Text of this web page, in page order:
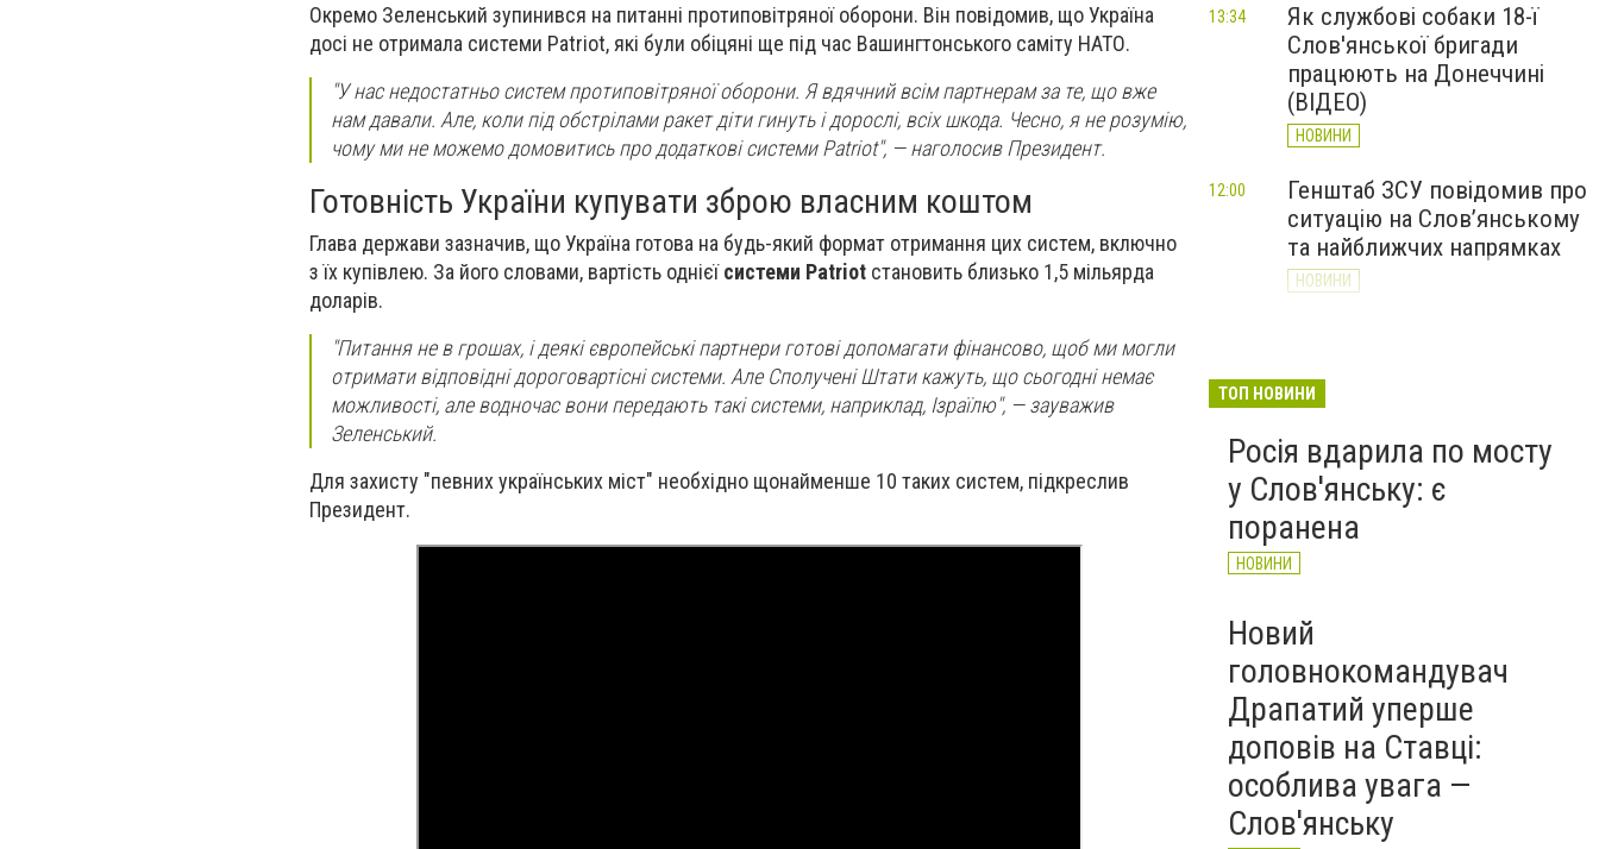
Окремо Зеленський зупинився на питанні протиповітряної оборони. Він повідомив, що Україна
досі не отримала системи Patriot, які були обіцяні ще під час Вашингтонського саміту НАТО.
"У нас недостатньо систем протиповітряної оборони. Я вдячний всім партнерам за те, що вже
нам давали. Але, коли під обстрілами ракет діти гинуть і дорослі, всіх шкода. Чесно, я не розумію,
чому ми не можемо домовитись про додаткові системи Patriot", — наголосив Президент.
Готовність України купувати зброю власним коштом
Глава держави зазначив, що Україна готова на будь-який формат отримання цих систем, включно
з їх купівлею. За його словами, вартість однієїсистеми Patriot становить близько 1,5 мільярда
доларів.
"Питання не в грошах, і деякі європейські партнери готові допомагати фінансово, щоб ми могли
отримати відповідні дороговартісні системи. Але Сполучені Штати кажуть, що сьогодні немає
можливості, але водночас вони передають такі системи, наприклад, Ізраїлю", — зауважив
Зеленський.
Для захисту "певних українських міст" необхідно щонайменше 10 таких систем, підкреслив
Президент.
Як службові собаки 18-ї
Слов'янської бригади
працюють на Донеччині
(ВІДЕО)
НОВИНИ
13:34
Генштаб ЗСУ повідомив про
ситуацію на Слов’янському
та найближчих напрямках
НОВИНИ
12:00
великої війни: 7 серпня
ТОП НОВИНИ
Росія вдарила по мосту
у Слов'янську: є
поранена
НОВИНИ
Новий
головнокомандувач
Драпатий уперше
доповів на Ставці:
особлива увага —
Слов'янську